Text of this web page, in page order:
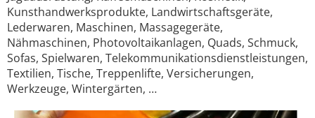
Kunsthandwerksprodukte, Landwirtschaftsgeräte,
Lederwaren, Maschinen, Massagegeräte,
Nähmaschinen, Photovoltaikanlagen, Quads, Schmuck,
Sofas, Spielwaren, Telekommunikationsdienstleistungen,
Textilien, Tische, Treppenlifte, Versicherungen,
Werkzeuge, Wintergärten, …